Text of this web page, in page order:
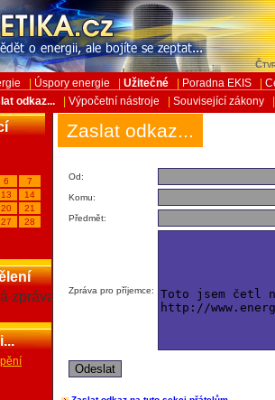
Úspory energie Užitečné Poradna EKIS
odkaz... Výpočetní nástroje Související zákony
6
7
13
14
20
21
27
28
zpráva
Zaslat odkaz...
Od:
Komu:
Předmět:
Zpráva pro příjemce: